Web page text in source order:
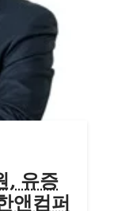
, 유증
앤컴퍼